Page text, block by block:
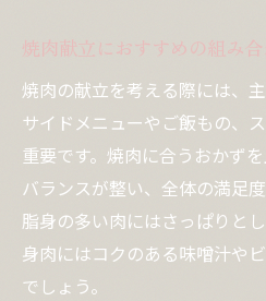
焼肉献立におすすめの組み
焼肉の献立を考える際には、
サイドメニューやご飯もの、
重要です。焼肉に合うおかず
バランスが整い、全体の満足
脂身の多い肉にはさっぱりと
身肉にはコクのある味噌汁や
でしょう。